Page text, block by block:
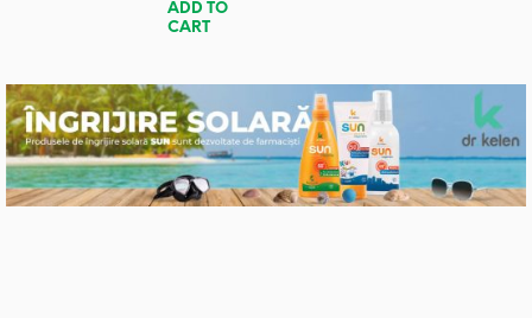
ADD TO
CART